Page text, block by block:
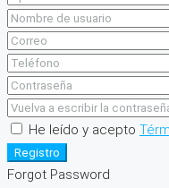
He leído y acepto
Registro
Forgot Password